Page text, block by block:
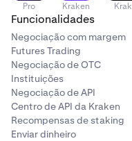
Pro Kraken Krak
Funcionalidades
Negociação com margem
Futures Trading
Negociação de OTC
Instituições
Negociação de API
Centro de API da Kraken
Recompensas de staking
Enviar dinheiro